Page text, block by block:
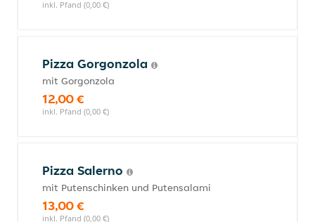
inkl. Pfand (0,00 €)
Pizza Gorgonzola
mit Gorgonzola
12,00 €
inkl. Pfand (0,00 €)
Pizza Salerno
mit Putenschinken und Putensalami
13,00 €
inkl. Pfand (0,00 €)